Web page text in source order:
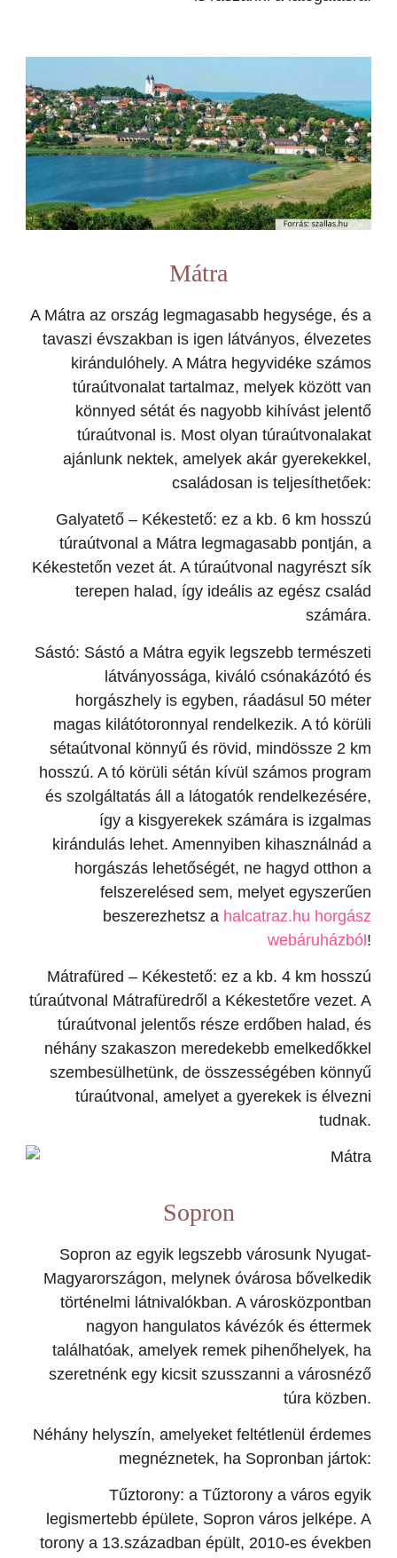
Mátra
A Mátra az ország legmagasabb hegysége, és a
tavaszi évszakban is igen látványos, élvezetes
kirándulóhely. A Mátra hegyvidéke számos
túraútvonalat tartalmaz, melyek között van
könnyed sétát és nagyobb kihívást jelentő
túraútvonal is. Most olyan túraútvonalakat
ajánlunk nektek, amelyek akár gyerekekkel,
családosan is teljesíthetőek:
Galyatető – Kékestető: ez a kb. 6 km hosszú
túraútvonal a Mátra legmagasabb pontján, a
Kékestetőn vezet át. A túraútvonal nagyrészt sík
terepen halad, így ideális az egész család
számára.
Sástó: Sástó a Mátra egyik legszebb természeti
látványossága, kiváló csónakázótó és
horgászhely is egyben, ráadásul 50 méter
magas kilátótoronnyal rendelkezik. A tó körüli
sétaútvonal könnyű és rövid, mindössze 2 km
hosszú. A tó körüli sétán kívül számos program
és szolgáltatás áll a látogatók rendelkezésére,
így a kisgyerekek számára is izgalmas
kirándulás lehet. Amennyiben kihasználnád a
horgászás lehetőségét, ne hagyd otthon a
felszerelésed sem, melyet egyszerűen
beszerezhetsz a halcatraz.hu horgász
webáruházból!
Mátrafüred – Kékestető: ez a kb. 4 km hosszú
túraútvonal Mátrafüredről a Kékestetőre vezet. A
túraútvonal jelentős része erdőben halad, és
néhány szakaszon meredekebb emelkedőkkel
szembesülhetünk, de összességében könnyű
túraútvonal, amelyet a gyerekek is élvezni
tudnak.
Sopron
Sopron az egyik legszebb városunk Nyugat-
Magyarországon, melynek óvárosa bővelkedik
történelmi látnivalókban. A városközpontban
nagyon hangulatos kávézók és éttermek
találhatóak, amelyek remek pihenőhelyek, ha
szeretnénk egy kicsit szusszanni a városnéző
túra közben.
Néhány helyszín, amelyeket feltétlenül érdemes
megnéznetek, ha Sopronban jártok:
Tűztorony: a Tűztorony a város egyik
legismertebb épülete, Sopron város jelképe. A
torony a 13.században épült, 2010-es években